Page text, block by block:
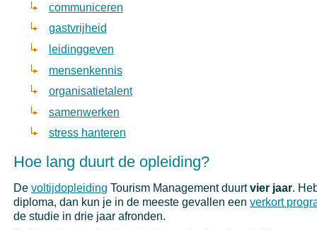
communiceren
gastvrijheid
leidinggeven
mensenkennis
organisatietalent
samenwerken
stress hanteren
Hoe lang duurt de opleiding?
Devoltijdopleiding Tourism Management duurtvier jaar.
diploma, dan kun je in de meeste gevallen eenverkort
de studie in drie jaar afronden.